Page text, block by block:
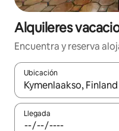
Alquileres
Encuentra y reserva
Ubicación
Cuando los resultados
Llegada